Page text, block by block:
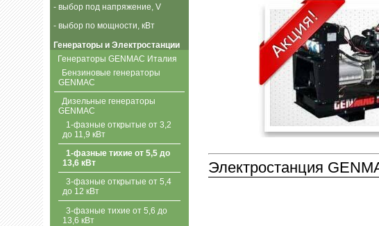
Электростанция
- выбор под напряжение, V
- выбор по мощности, кВт
Генераторы и Электростанции
Генераторы GENMAC Италия
Бензиновые генераторы
GENMAC
Дизельные генераторы
GENMAC
1-фазные открытые от 3,2
до 11,9 кВт
1-фазные тихие от 5,5 до
13,6 кВт
3-фазные открытые от 5,4
до 12 кВт
3-фазные тихие от 5,6 до
13,6 кВт